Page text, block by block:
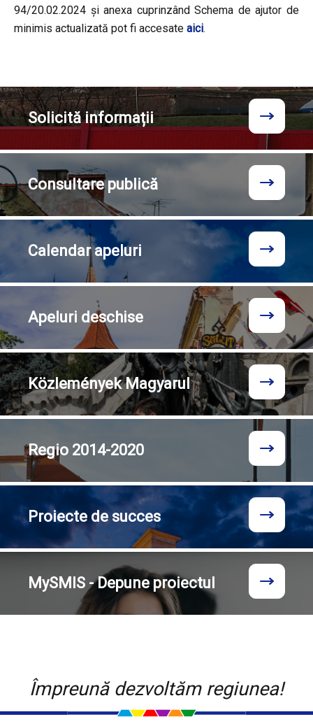
94/20.02.2024 și anexa cuprinzând Schema de ajutor de
minimis actualizată pot fi accesate aici.
Solicităinformații
Consultarepublică
Calendarapeluri
Apeluri deschise
KözleményekMagyarul
Regio 2014-2020
Proiecte de succes
MySMIS - Depune proiectul
Împreună dezvoltăm regiunea!